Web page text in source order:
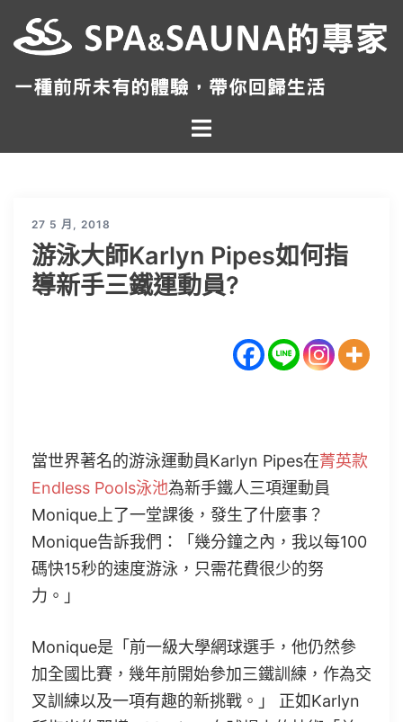
至
Toggle
menu
27 5 月, 2018
游泳大師Karlyn Pipes如何指
導新手三鐵運動員?
當世界著名的游泳運動員Karlyn Pipes在菁英款
Endless Pools泳池為新手鐵人三項運動員
Monique上了一堂課後，發生了什麼事？
Monique告訴我們：「幾分鐘之內，我以每100
碼快15秒的速度游泳，只需花費很少的努
力。」
Monique是「前一級大學網球選手，他仍然參
加全國比賽，幾年前開始參加三鐵訓練，作為交
叉訓練以及一項有趣的新挑戰。」 正如Karlyn